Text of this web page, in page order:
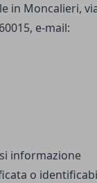
in Moncalieri,
e-mail:
informazione
o